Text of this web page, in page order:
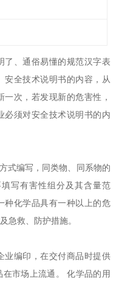
了、通俗易懂的规范汉字表
安全技术说明书的内容，从
次，若发现新的危害性，
必须对安全技术说明书的内
式编写，同类物、同系物的
写有害性组分及其含量范
种化学品具有一种以上的危
急救、防护措施。
业编印，在交付商品时提供
市场上流通。 化学品的用